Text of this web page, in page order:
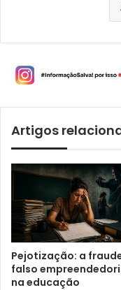
Artigos
Pejotização: a
falso
na educação